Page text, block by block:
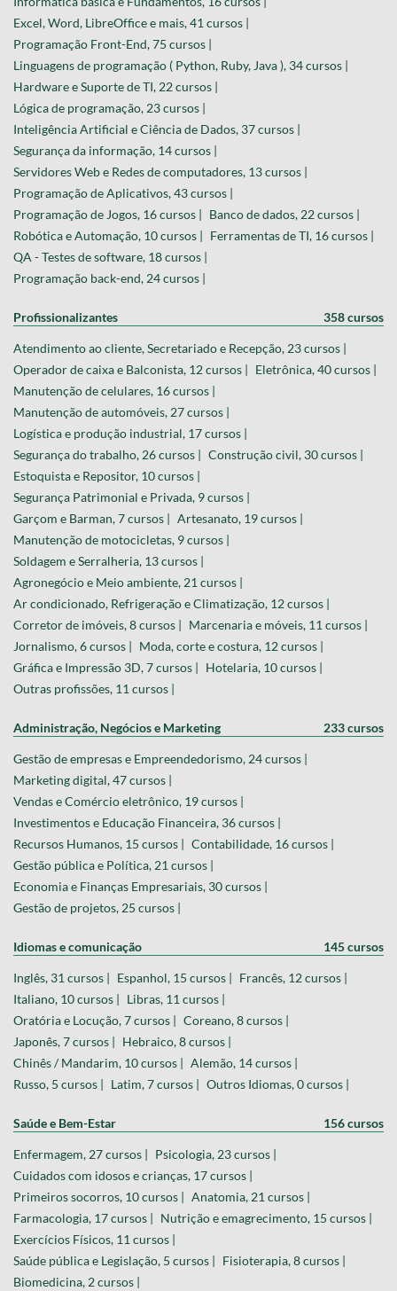
Excel, Word, LibreOffice e mais, 41 cursos |
Programação Front-End, 75 cursos |
Linguagens de programação ( Python, Ruby, Java ), 34 cursos |
Hardware e Suporte de TI, 22 cursos |
Lógica de programação, 23 cursos |
Inteligência Artificial e Ciência de Dados, 37 cursos |
Segurança da informação, 14 cursos |
Servidores Web e Redes de computadores, 13 cursos |
Programação de Aplicativos, 43 cursos |
Programação de Jogos, 16 cursos | Banco de dados, 22 cursos |
Robótica e Automação, 10 cursos | Ferramentas de TI, 16 cursos |
QA - Testes de software, 18 cursos |
Programação back-end, 24 cursos |
Profissionalizantes 358 cursos
Atendimento ao cliente, Secretariado e Recepção, 23 cursos |
Operador de caixa e Balconista, 12 cursos | Eletrônica, 40 cursos |
Manutenção de celulares, 16 cursos |
Manutenção de automóveis, 27 cursos |
Logística e produção industrial, 17 cursos |
Segurança do trabalho, 26 cursos | Construção civil, 30 cursos |
Estoquista e Repositor, 10 cursos |
Segurança Patrimonial e Privada, 9 cursos |
Garçom e Barman, 7 cursos | Artesanato, 19 cursos |
Manutenção de motocicletas, 9 cursos |
Soldagem e Serralheria, 13 cursos |
Agronegócio e Meio ambiente, 21 cursos |
Ar condicionado, Refrigeração e Climatização, 12 cursos |
Corretor de imóveis, 8 cursos | Marcenaria e móveis, 11 cursos |
Jornalismo, 6 cursos | Moda, corte e costura, 12 cursos |
Gráfica e Impressão 3D, 7 cursos | Hotelaria, 10 cursos |
Outras profissões, 11 cursos |
Administração, Negócios e Marketing 233 cursos
Gestão de empresas e Empreendedorismo, 24 cursos |
Marketing digital, 47 cursos |
Vendas e Comércio eletrônico, 19 cursos |
Investimentos e Educação Financeira, 36 cursos |
Recursos Humanos, 15 cursos | Contabilidade, 16 cursos |
Gestão pública e Política, 21 cursos |
Economia e Finanças Empresariais, 30 cursos |
Gestão de projetos, 25 cursos |
Idiomas e comunicação 145 cursos
Inglês, 31 cursos | Espanhol, 15 cursos | Francês, 12 cursos |
Italiano, 10 cursos | Libras, 11 cursos |
Oratória e Locução, 7 cursos | Coreano, 8 cursos |
Japonês, 7 cursos | Hebraico, 8 cursos |
Chinês / Mandarim, 10 cursos | Alemão, 14 cursos |
Russo, 5 cursos | Latim, 7 cursos | Outros Idiomas, 0 cursos |
Saúde e Bem-Estar 156 cursos
Enfermagem, 27 cursos | Psicologia, 23 cursos |
Cuidados com idosos e crianças, 17 cursos |
Primeiros socorros, 10 cursos | Anatomia, 21 cursos |
Farmacologia, 17 cursos | Nutrição e emagrecimento, 15 cursos |
Exercícios Físicos, 11 cursos |
Saúde pública e Legislação, 5 cursos | Fisioterapia, 8 cursos |
Biomedicina, 2 cursos |